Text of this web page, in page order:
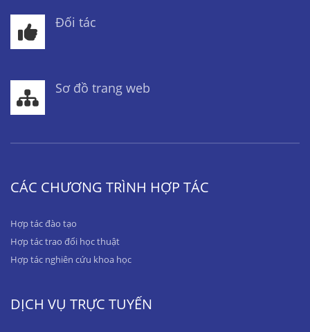
Đối tác
Sơ đồ trang web
CÁC CHƯƠNG TRÌNH HỢP TÁC
Hợp tác đào tạo
Hợp tác trao đổi học thuật
Hợp tác nghiên cứu khoa học
DỊCH VỤ TRỰC TUYẾN